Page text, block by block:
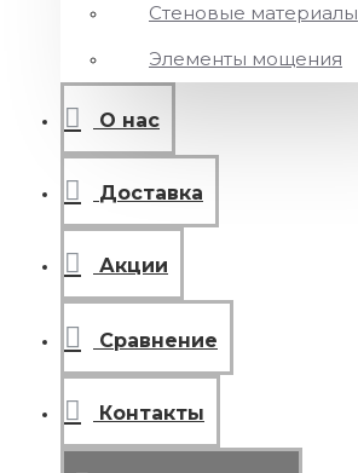
Стеновые материалы
Элементы мощения
О нас
Доставка
Акции
Сравнение
Контакты